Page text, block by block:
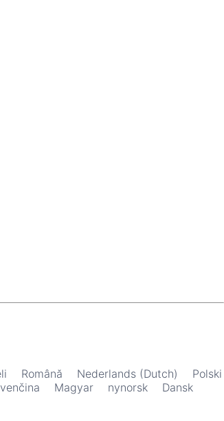
Română Nederlands (Dutch)
Polski
Magyar nynorsk
Dansk